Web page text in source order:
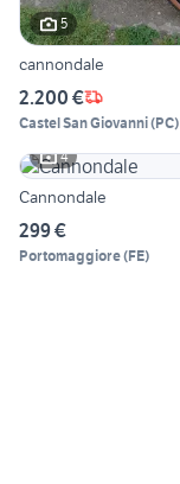
5
cannondale
2.200 €
Castel San Giovanni(PC)
4
Cannondale
299 €
Portomaggiore(FE)